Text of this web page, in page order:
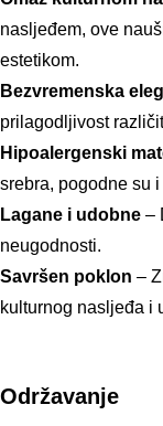
nasljeđem, ove
estetikom.
Bezvremenska
prilagodljivost
Hipoalergenski
srebra, pogodne su
Lagane i udobne –
neugodnosti.
Savršen poklon –
kulturnog nasljeđa i
Održavanje